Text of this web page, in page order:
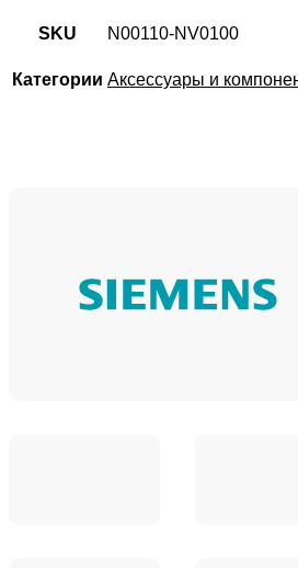
SKU N00110-NV0100
Категории Аксессуары и